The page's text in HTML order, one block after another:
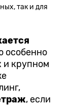
так и для
особенно
и крупном
, если